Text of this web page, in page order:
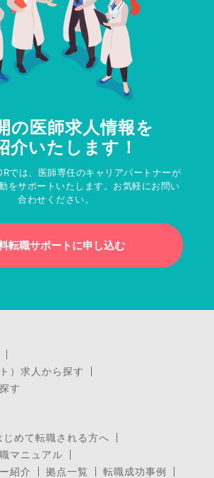
の医師求人情報を
介いたします！
では、医師専任のキャリアパートナーが
をサポートいたします。お気軽にお問い
合わせください。
転職サポートに申し込む
）求人から探す
す
じめて転職される方へ
マニュアル
紹介
拠点一覧
転職成功事例